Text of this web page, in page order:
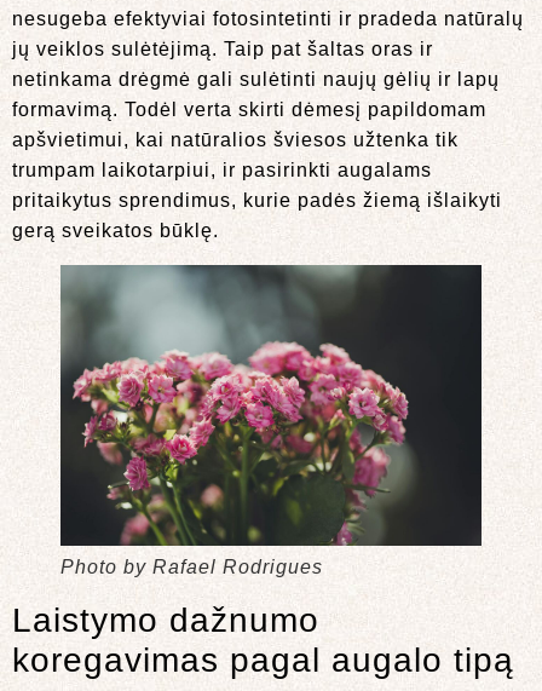
nesugeba efektyviai fotosintetinti ir pradeda natūralų
jų veiklos sulėtėjimą. Taip pat šaltas oras ir
netinkama drėgmė gali sulėtinti naujų gėlių ir lapų
formavimą. Todėl verta skirti dėmesį papildomam
apšvietimui, kai natūralios šviesos užtenka tik
trumpam laikotarpiui, ir pasirinkti augalams
pritaikytus sprendimus, kurie padės žiemą išlaikyti
gerą sveikatos būklę.
Photo by Rafael Rodrigues
Laistymo dažnumo
koregavimas pagal augalo tipą